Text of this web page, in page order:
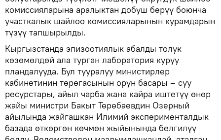
комиссияларына аралыктан добуш берүү боюнча
участкалык шайлоо комиссияларынын курамдарын
түзүү тапшырылды.
Кыргызстанда эпизоотиялык абалды толук
көзөмөлдөй ала турган лаборатория куруу
пландалууда. Бул тууралуу министирлер
кабинетинин төрөгасынын орун басары – суу
ресурстары, айыл чарба жана кайра иштетүү өнөр
жайы министри Бакыт Төрөбаевдин Озерный
айылында жайгашкан Илимий эксперименталдык
базада өткөргөн көчмөн жыйынында белгилүү